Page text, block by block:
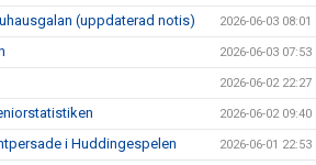
(uppdaterad notis) 2026-06-03 08:01
2026-06-03 07:53
2026-06-02 22:27
2026-06-02 09:40
i Huddingespelen 2026-06-01 22:53